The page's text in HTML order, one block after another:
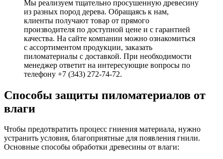
Мы реализуем тщательно просушенную древесину
из разных пород дерева. Обращаясь к нам,
клиенты получают товар от прямого
производителя по доступной цене и с гарантией
качества. На сайте компании можно ознакомиться
с ассортиментом продукции, заказать
пиломатериалы с доставкой. При необходимости
менеджер ответит на интересующие вопросы по
телефону +7 (343) 272-74-72.
Способы защиты пиломатериалов от
влаги
Чтобы предотвратить процесс гниения материала, нужно
устранить условия, благоприятные для появления гнили.
Основные способы обработки древесины от влаги: